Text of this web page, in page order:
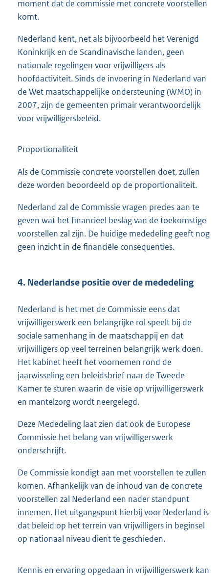
moment dat de commissie met concrete voorstellen
komt.
Nederland kent, net als bijvoorbeeld het Verenigd
Koninkrijk en de Scandinavische landen, geen
nationale regelingen voor vrijwilligers als
hoofdactiviteit. Sinds de invoering in Nederland van
de Wet maatschappelijke ondersteuning (WMO) in
2007, zijn de gemeenten primair verantwoordelijk
voor vrijwilligersbeleid.
Proportionaliteit
Als de Commissie concrete voorstellen doet, zullen
deze worden beoordeeld op de proportionaliteit.
Nederland zal de Commissie vragen precies aan te
geven wat het financieel beslag van de toekomstige
voorstellen zal zijn. De huidige mededeling geeft nog
geen inzicht in de financiële consequenties.
4. Nederlandse positie over de mededeling
Nederland is het met de Commissie eens dat
vrijwilligerswerk een belangrijke rol speelt bij de
sociale samenhang in de maatschappij en dat
vrijwilligers op veel terreinen belangrijk werk doen.
Het kabinet heeft het voornemen rond de
jaarwisseling een beleidsbrief naar de Tweede
Kamer te sturen waarin de visie op vrijwilligerswerk
en mantelzorg wordt neergelegd.
Deze Mededeling laat zien dat ook de Europese
Commissie het belang van vrijwilligerswerk
onderschrijft.
De Commissie kondigt aan met voorstellen te zullen
komen. Afhankelijk van de inhoud van de concrete
voorstellen zal Nederland een nader standpunt
innemen. Het uitgangspunt hierbij voor Nederland is
dat beleid op het terrein van vrijwilligers in beginsel
op nationaal niveau dient te geschieden.
Kennis en ervaring opgedaan in vrijwilligerswerk kan